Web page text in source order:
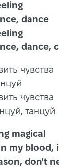
the
the
dance,
чувства
танцуй
in my
reason,